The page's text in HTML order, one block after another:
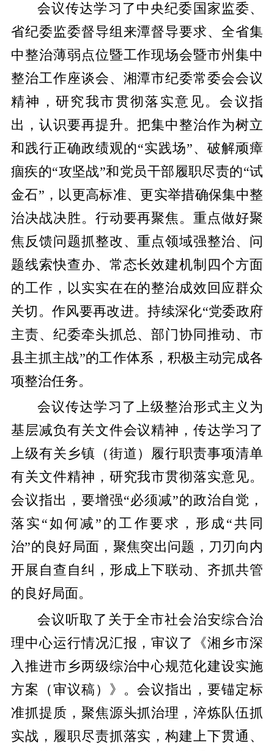
会议传达学习了中央纪委国家监委、
省纪委监委督导组来潭督导要求、全省集
中整治薄弱点位暨工作现场会暨市州集中
整治工作座谈会、湘潭市纪委常委会会议
精神，研究我市贯彻落实意见。会议指
出，认识要再提升。把集中整治作为树立
和践行正确政绩观的“实践场”、破解顽瘴
痼疾的“攻坚战”和党员干部履职尽责的“试
金石”，以更高标准、更实举措确保集中整
治决战决胜。行动要再聚焦。重点做好聚
焦反馈问题抓整改、重点领域强整治、问
题线索快查办、常态长效建机制四个方面
的工作，以实实在在的整治成效回应群众
关切。作风要再改进。持续深化“党委政府
主责、纪委牵头抓总、部门协同推动、市
县主抓主战”的工作体系，积极主动完成各
项整治任务。
会议传达学习了上级整治形式主义为
基层减负有关文件会议精神，传达学习了
上级有关乡镇（街道）履行职责事项清单
有关文件精神，研究我市贯彻落实意见。
会议指出，要增强“必须减”的政治自觉，
落实“如何减”的工作要求，形成“共同
治”的良好局面，聚焦突出问题，刀刃向内
开展自查自纠，形成上下联动、齐抓共管
的良好局面。
会议听取了关于全市社会治安综合治
理中心运行情况汇报，审议了《湘乡市深
入推进市乡两级综治中心规范化建设实施
方案（审议稿）》。会议指出，要锚定标
准抓提质，聚焦源头抓治理，淬炼队伍抓
实战，履职尽责抓落实，构建上下贯通、